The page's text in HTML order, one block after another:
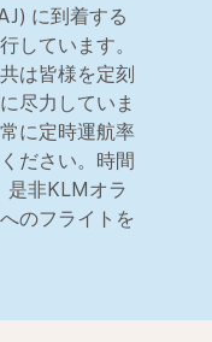
に到着する
しています。
は皆様を定刻
尽力していま
に定時運航率
ださい。時間
是非KLMオラ
のフライトを